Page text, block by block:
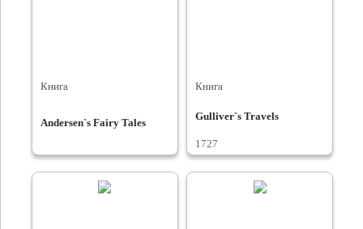
Книга
Andersen`s Fairy Tales
Книга
Gulliver`s Travels
1727